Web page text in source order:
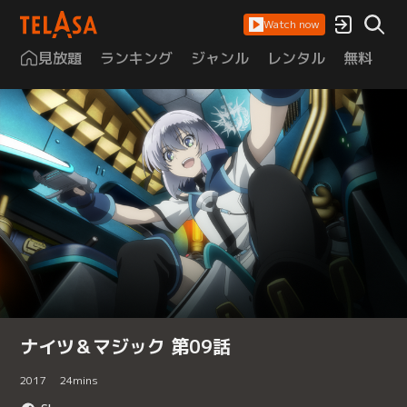
Watch now
見放題 ランキング ジャンル レンタル 無料
ナイツ＆マジック 第09話
2017 24mins